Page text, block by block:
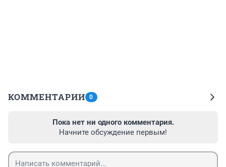
КОММЕНТАРИИ 0
Пока нет ни одного комментария.
Начните обсуждение первым!